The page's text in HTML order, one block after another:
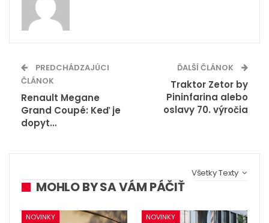
PREDCHÁDZAJÚCI
ČLÁNOK
Renault Megane
Grand Coupé: Keď je
dopyt…
ĎALŠÍ ČLÁNOK
Traktor Zetor by
Pininfarina alebo
oslavy 70. výročia
Všetky Texty
MOHLO BY SA VÁM PÁČIŤ
NOVINKY NOVINKY